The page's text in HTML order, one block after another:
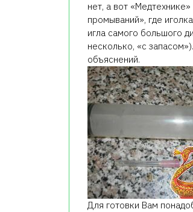
нет, а вот
промываний», где
игла самого большого
несколько, «с
объяснений.
Для готовки Вам